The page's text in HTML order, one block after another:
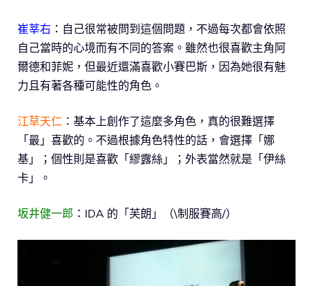
崔莘右 ：自己很常被問到這個問題，不過每次都會依照
自己當時的心境而有不同的答案。雖然也很喜歡主角阿
爾德和菲妮，但最近還滿喜歡小賽巴斯，因為她很有魅
力且有著各種可能性的角色。
江草天仁 ：基本上創作了這麼多角色，真的很難選擇
「最」喜歡的。不過根據角色特性的話，會選擇「娜
基」；個性則是喜歡「繆露絲」；外表當然就是「伊絲
卡」。
坂井健一郎 ：IDA 的「芙朗」（\制服賽高/）